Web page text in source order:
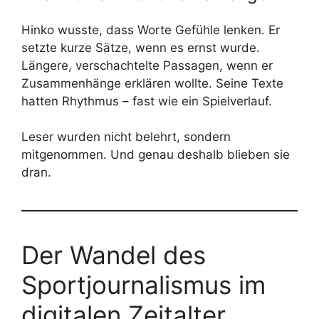
Hinko wusste, dass Worte Gefühle lenken. Er
setzte kurze Sätze, wenn es ernst wurde.
Längere, verschachtelte Passagen, wenn er
Zusammenhänge erklären wollte. Seine Texte
hatten Rhythmus – fast wie ein Spielverlauf.
Leser wurden nicht belehrt, sondern
mitgenommen. Und genau deshalb blieben sie
dran.
Der Wandel des
Sportjournalismus im